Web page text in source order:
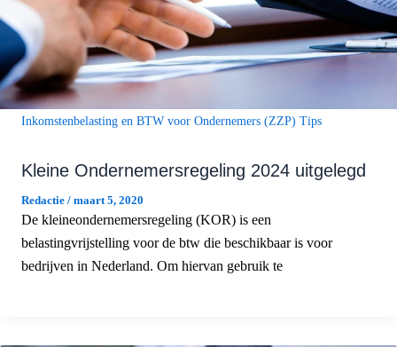
Inkomstenbelasting en BTW voor Ondernemers (ZZP) Tips
Kleine Ondernemersregeling 2024 uitgelegd
Redactie / maart 5, 2020
De kleineondernemersregeling (KOR) is een
belastingvrijstelling voor de btw die beschikbaar is voor
bedrijven in Nederland. Om hiervan gebruik te